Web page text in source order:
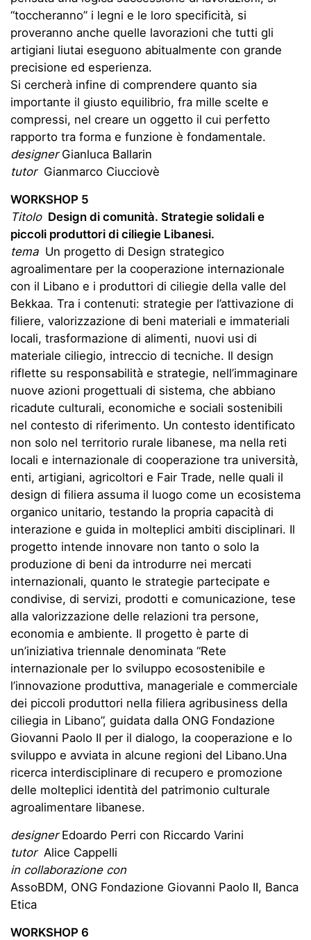
“toccheranno” i legni e le loro specificità, si
proveranno anche quelle lavorazioni che tutti gli
artigiani liutai eseguono abitualmente con grande
precisione ed esperienza.
Si cercherà infine di comprendere quanto sia
importante il giusto equilibrio, fra mille scelte e
compressi, nel creare un oggetto il cui perfetto
rapporto tra forma e funzione è fondamentale.
designer Gianluca Ballarin
tutor Gianmarco Ciucciovè
WORKSHOP 5
Titolo Design di comunità. Strategie solidali e
piccoli produttori di ciliegie Libanesi.
tema Un progetto di Design strategico
agroalimentare per la cooperazione internazionale
con il Libano e i produttori di ciliegie della valle del
Bekkaa. Tra i contenuti: strategie per l’attivazione di
filiere, valorizzazione di beni materiali e immateriali
locali, trasformazione di alimenti, nuovi usi di
materiale ciliegio, intreccio di tecniche. Il design
riflette su responsabilità e strategie, nell’immaginare
nuove azioni progettuali di sistema, che abbiano
ricadute culturali, economiche e sociali sostenibili
nel contesto di riferimento. Un contesto identificato
non solo nel territorio rurale libanese, ma nella reti
locali e internazionale di cooperazione tra università,
enti, artigiani, agricoltori e Fair Trade, nelle quali il
design di filiera assuma il luogo come un ecosistema
organico unitario, testando la propria capacità di
interazione e guida in molteplici ambiti disciplinari. Il
progetto intende innovare non tanto o solo la
produzione di beni da introdurre nei mercati
internazionali, quanto le strategie partecipate e
condivise, di servizi, prodotti e comunicazione, tese
alla valorizzazione delle relazioni tra persone,
economia e ambiente. Il progetto è parte di
un’iniziativa triennale denominata “Rete
internazionale per lo sviluppo ecosostenibile e
l’innovazione produttiva, manageriale e commerciale
dei piccoli produttori nella filiera agribusiness della
ciliegia in Libano”, guidata dalla ONG Fondazione
Giovanni Paolo II per il dialogo, la cooperazione e lo
sviluppo e avviata in alcune regioni del Libano.Una
ricerca interdisciplinare di recupero e promozione
delle molteplici identità del patrimonio culturale
agroalimentare libanese.
designer Edoardo Perri con Riccardo Varini
tutor Alice Cappelli
in collaborazione con
AssoBDM, ONG Fondazione Giovanni Paolo II, Banca
Etica
WORKSHOP 6